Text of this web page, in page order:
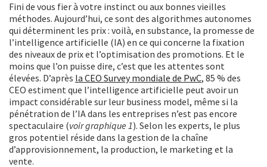
Fini de vous fier à votre instinct ou aux bonnes vieilles
méthodes. Aujourd’hui, ce sont des algorithmes autonomes
qui déterminent les prix : voilà, en substance, la promesse de
l’intelligence artificielle (IA) en ce qui concerne la fixation
des niveaux de prix et l’optimisation des promotions. Et le
moins que l’on puisse dire, c’est que les attentes sont
élevées. D’après la CEO Survey mondiale de PwC, 85 % des
CEO estiment que l’intelligence artificielle peut avoir un
impact considérable sur leur business model, même si la
pénétration de l’IA dans les entreprises n’est pas encore
spectaculaire (voir graphique 1). Selon les experts, le plus
gros potentiel réside dans la gestion de la chaîne
d’approvisionnement, la production, le marketing et la
vente.